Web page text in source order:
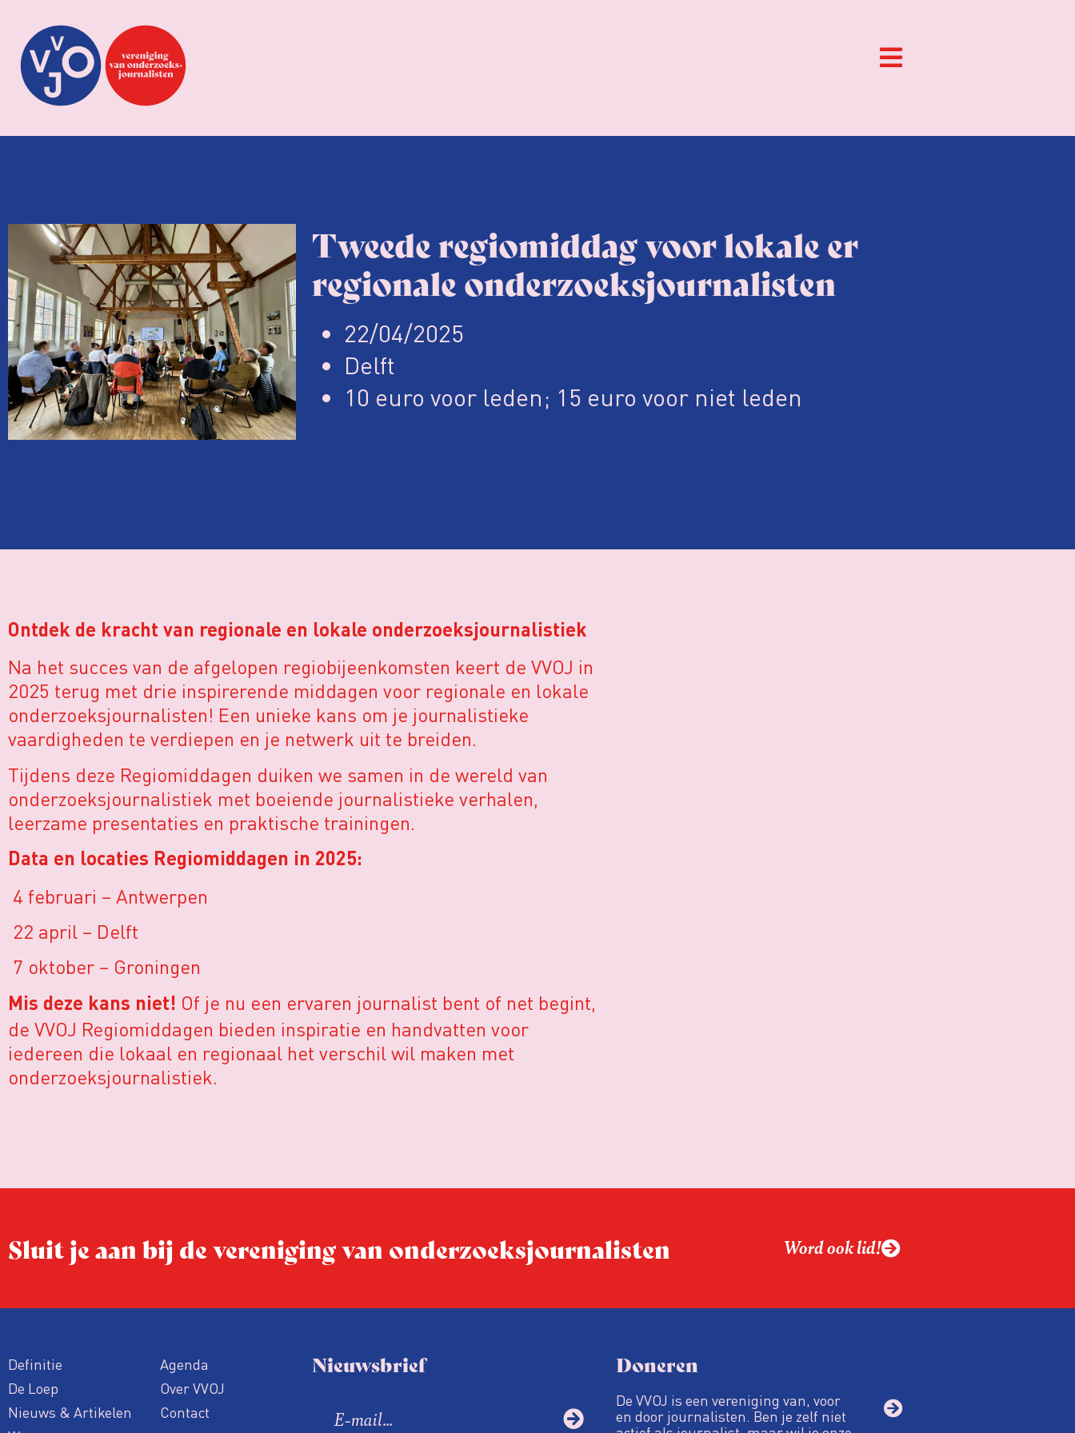
Tweede regiomiddag voor lokale er
regionale onderzoeksjournalisten
22/04/2025
Delft
10 euro voor leden; 15 euro voor niet leden
Ontdek de kracht van regionale en lokale onderzoeksjournalistiek
Na het succes van de afgelopen regiobijeenkomsten keert de VVOJ in
2025 terug met drie inspirerende middagen voor regionale en lokale
onderzoeksjournalisten! Een unieke kans om je journalistieke
vaardigheden te verdiepen en je netwerk uit te breiden.
Tijdens deze Regiomiddagen duiken we samen in de wereld van
onderzoeksjournalistiek met boeiende journalistieke verhalen,
leerzame presentaties en praktische trainingen.
Data en locaties Regiomiddagen in 2025:
4 februari – Antwerpen
22 april – Delft
7 oktober – Groningen
Mis deze kans niet! Of je nu een ervaren journalist bent of net begint,
de VVOJ Regiomiddagen bieden inspiratie en handvatten voor
iedereen die lokaal en regionaal het verschil wil maken met
onderzoeksjournalistiek.
Sluit je aan bij de vereniging van onderzoeks­journalisten Word ook lid!
Definitie
De Loep
Nieuws & Artikelen
Agenda
Over VVOJ
Contact
Nieuwsbrief Doneren
De VVOJ is een vereniging van, voor
en door journalisten. Ben je zelf niet